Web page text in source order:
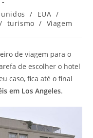
/ EUA /
/ turismo / Viagem
de viagem para o
de escolher o hotel
caso, fica até o final
em Los Angeles.